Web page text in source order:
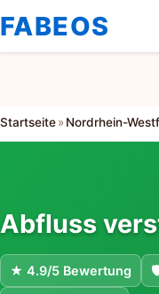
FABEOS
Startseite» Nordrhein-
Abfluss
★ 4.9/5 Bewertung